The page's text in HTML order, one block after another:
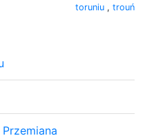
toruniu , trouń